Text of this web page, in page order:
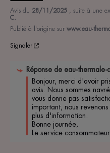
Avis du 28/11/2025 , suite à une
C.
Publié à l'origine sur www.eau-
Signaler
Réponse de eau-thermale-
Bonjour, merci d'avoir
avis. Nous sommes
vous donne pas
important, nous
plus d'information.
Bonne journée,
Le service consommateur